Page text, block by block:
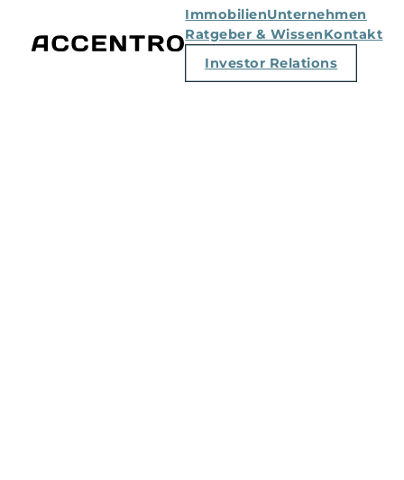
ImmobilienUnternehmen
Ratgeber & WissenKontakt
Investor Relations